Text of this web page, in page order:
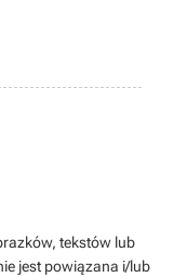
tekstów lub
jest powiązana i/lub